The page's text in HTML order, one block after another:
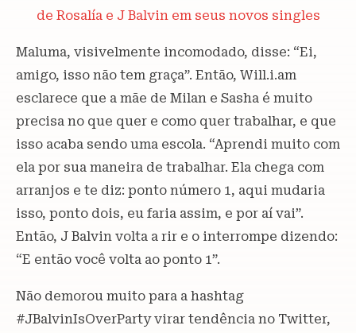
de Rosalía e J Balvin em seus novos singles
Maluma, visivelmente incomodado, disse: “Ei,
amigo, isso não tem graça”. Então, Will.i.am
esclarece que a mãe de Milan e Sasha é muito
precisa no que quer e como quer trabalhar, e que
isso acaba sendo uma escola. “Aprendi muito com
ela por sua maneira de trabalhar. Ela chega com
arranjos e te diz: ponto número 1, aqui mudaria
isso, ponto dois, eu faria assim, e por aí vai”.
Então, J Balvin volta a rir e o interrompe dizendo:
“E então você volta ao ponto 1”.
Não demorou muito para a hashtag
#JBalvinIsOverParty virar tendência no Twitter,